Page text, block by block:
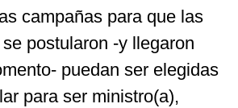
campañas para que las
postularon -y llegaron
puedan ser elegidas
para ser ministro(a),